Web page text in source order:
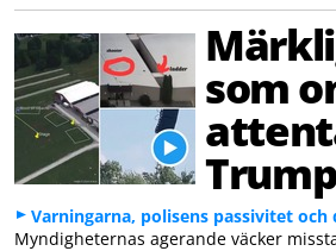
som
Trump
Varningarna, polisens passivitet och
Myndigheternas agerande väcker